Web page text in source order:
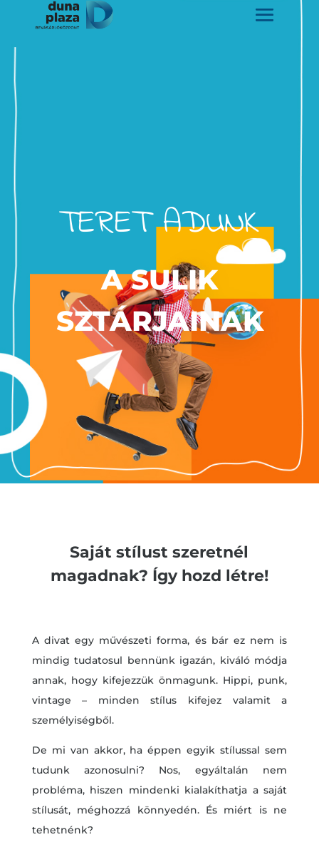
TERET ADUNK
A SULIK
SZTÁRJAINAK
Saját stílust szeretnél
magadnak? Így hozd létre!
A divat egy művészeti forma, és bár ez nem is
mindig tudatosul bennünk igazán, kiváló módja
annak, hogy kifejezzük önmagunk. Hippi, punk,
vintage – minden stílus kifejez valamit a
személyiségből.
De mi van akkor, ha éppen egyik stílussal sem
tudunk azonosulni? Nos, egyáltalán nem
probléma, hiszen mindenki kialakíthatja a saját
stílusát, méghozzá könnyedén. És miért is ne
tehetnénk?